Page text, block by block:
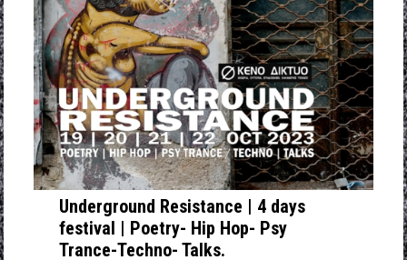
Underground Resistance | 4 days
festival | Poetry- Hip Hop- Psy
Trance-Techno- Talks.